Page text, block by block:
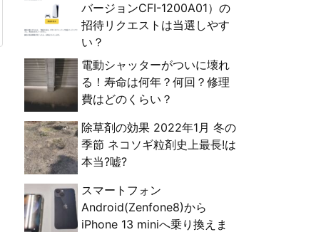
バージョンCFI-1200A01）の
招待リクエストは当選しやす
い？
電動シャッターがついに壊れ
る！寿命は何年？何回？修理
費はどのくらい？
除草剤の効果 2022年1月 冬の
季節 ネコソギ粒剤史上最長!は
本当?嘘?
スマートフォン
Android(Zenfone8)から
iPhone 13 miniへ乗り換えま